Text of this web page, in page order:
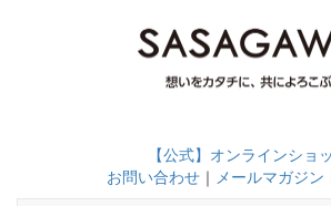
【公式】オンラインショ
お問い合わせ ｜ メールマガジン